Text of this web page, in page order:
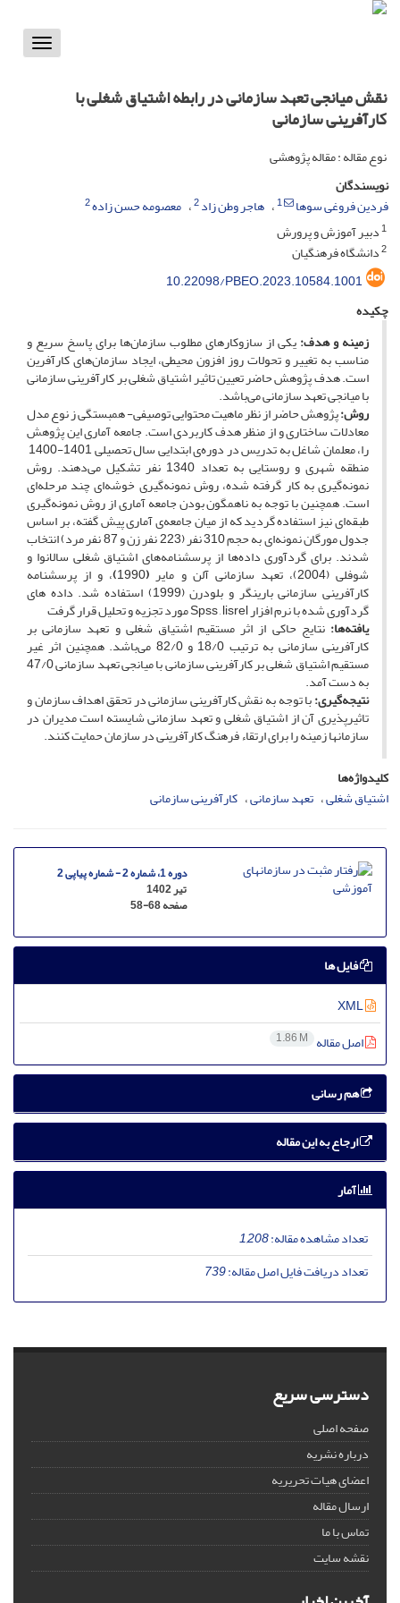
Toggle
نقش میانجی تعهد سازمانی در رابطه اشتیاق شغلی با
کارآفرینی سازمانی
نوع مقاله : مقاله پژوهشی
نویسندگان
فردین فروغی سوها
1 هاجر وطن زاد2 معصومه حسن زاده2
1دبیر آموزش و پرورش
2دانشگاه فرهنگیان
10.22098/PBEO.2023.10584.1001
چکیده
زمینه و هدف:یکی از سازوکارهای مطلوب سازمان‌ها برای پاسخ سریع و
مناسب به تغییر و تحولات روز افزون محیطی، ایجاد سازمان‌های کارآفرین
است. هدف پژوهش حاضر تعیین تاثیر اشتیاق شغلی بر کارآفرینی سازمانی
با میانجی تعهد سازمانی می‌باشد.
روش:پژوهش حاضر از نظر ماهیت محتوایی توصیفی- همبستگی ز نوع مدل
معادلات ساختاری و از منظر هدف کاربردی است. جامعه آماری این پژوهش
منطقه شهری و روستایی به تعداد 1340 نفر تشکیل می‌دهند. روش
نمونه‌گیری به کار گرفته شده، روش نمونه‌گیری خوشه‌ای چند مرحله‌ای
است. همچنین با توجه به ناهمگون بودن جامعه آماری از روش نمونه‌گیری
طبقه‌ای نیز استفاده گردید که از میان جامعه‌ی آماری پیش گفته، بر اساس
جدول مورگان نمونه‌ای به حجم 310 نفر (223 نفر زن و 87 نفر مرد) انتخاب
شدند. برای گردآوری داده‌ها از پرسشنامه‌های اشتیاق شغلی سالانوا و
شوفلی (2004)، تعهد سازمانی آلن و مایر (
1990
)، و از پرسشنامه
کارآفرینی سازمانی بارینگر و بلودرن (1999) استفاده شد. داده های
گردآوری شده با نرم افزار Spss , lisrel مورد تجزیه و تحلیل قرار گرفت
یافته‌ها: نتایج حاکی از اثر مستقیم اشتیاق شغلی و تعهد سازمانی بر
کارآفرینی سازمانی به ترتیب 18/0 و 82/0 می‌باشد. همچنین اثر غیر
مستقیم اشتیاق شغلی بر کارآفرینی سازمانی با میانجی تعهد سازمانی 47/0
به دست آمد.
نتیجه‌گیری:با توجه به نقش کارآفرینی سازمانی در تحقق اهداف سازمان و
تاثیرپذیری آن از اشتیاق شغلی و تعهد سازمانی شایسته است مدیران در
سازمان­ها زمینه را برای ارتقاء فرهنگ کارآفرینی در سازمان حمایت کنند.
کلیدواژه‌ها
اشتیاق شغلی تعهد سازمانی کارآفرینی سازمانی
دوره 1، شماره 2 - شماره پیاپی 2
تیر 1402
صفحه58-68
فایل ها
اصل مقاله 1.86 M
هم رسانی
ارجاع به این مقاله
آمار
تعداد مشاهده مقاله:1,208
تعداد دریافت فایل اصل مقاله:739
دسترسی سریع
صفحه اصلی
درباره نشریه
اعضای هیات تحریریه
ارسال مقاله
تماس با ما
نقشه سایت